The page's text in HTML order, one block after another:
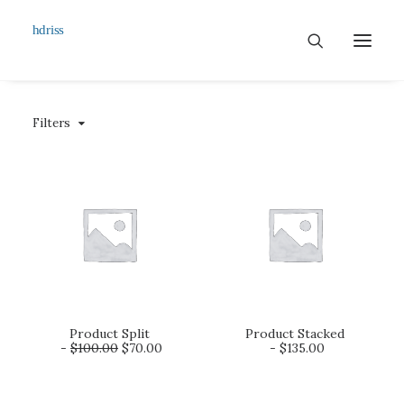
Filters
AJOUTER AU PANIER
Product Split
$100.00 $70.00 AJOUTER AU PANIER
Product Stacked
$135.00